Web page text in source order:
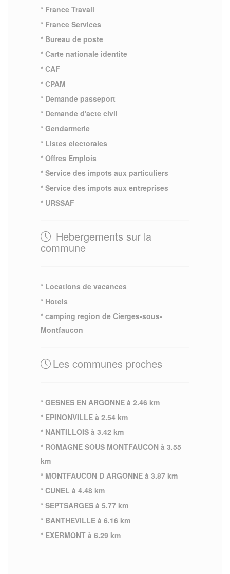
* France Travail
* France Services
* Bureau de poste
* Carte nationale identite
* CAF
* CPAM
* Demande passeport
* Demande d'acte civil
* Gendarmerie
* Listes electorales
* Offres Emplois
* Service des impots aux particuliers
* Service des impots aux entreprises
* URSSAF
Hebergements sur la
commune
* Locations de vacances
* Hotels
* camping region de Cierges-sous-
Montfaucon
Les communes proches
* GESNES EN ARGONNE à 2.46 km
* EPINONVILLE à 2.54 km
* NANTILLOIS à 3.42 km
* ROMAGNE SOUS MONTFAUCON à 3.55
km
* MONTFAUCON D ARGONNE à 3.87 km
* CUNEL à 4.48 km
* SEPTSARGES à 5.77 km
* BANTHEVILLE à 6.16 km
* EXERMONT à 6.29 km